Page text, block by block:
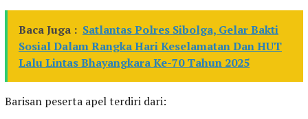
Baca Juga : Satlantas Polres Sibolga, Gelar Bakti
Sosial Dalam Rangka Hari Keselamatan Dan HUT
Lalu Lintas Bhayangkara Ke-70 Tahun 2025
Barisan peserta apel terdiri dari: